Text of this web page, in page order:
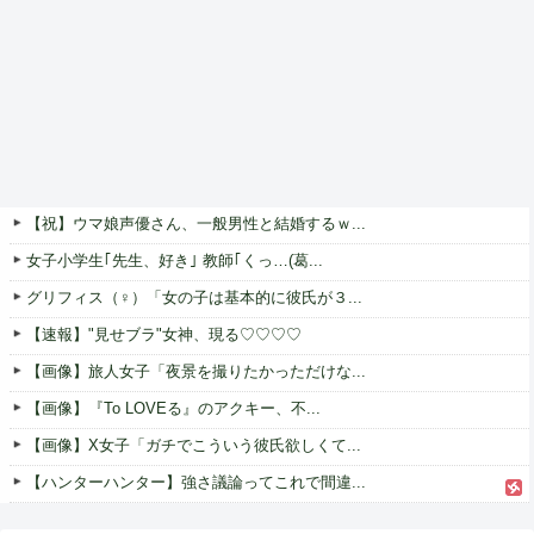
【祝】ウマ娘声優さん、一般男性と結婚するｗ...
女子小学生｢先生、好き｣ 教師｢くっ…(葛...
グリフィス（♀）「女の子は基本的に彼氏が３...
【速報】"見せブラ"女神、現る♡♡♡♡
【画像】旅人女子「夜景を撮りたかっただけな...
【画像】『To LOVEる』のアクキー、不...
【画像】X女子「ガチでこういう彼氏欲しくて...
【ハンターハンター】強さ議論ってこれで間違...